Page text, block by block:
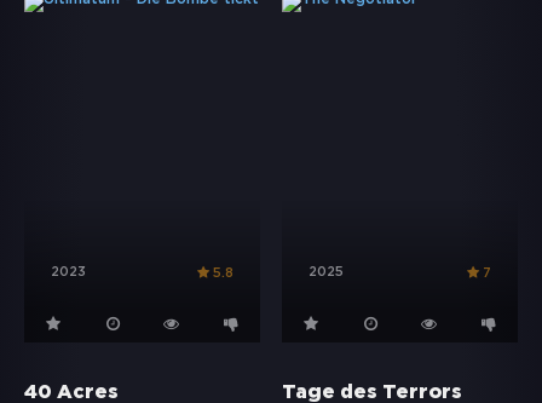
2023 5.8 2025 7
40 Acres Tage des Terrors